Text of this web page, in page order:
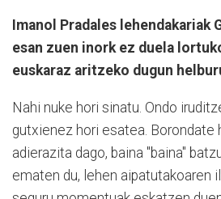
Imanol Pradales lehendakariak
esan zuen inork ez duela
euskaraz aritzeko dugun
Nahi nuke hori sinatu. Ondo
gutxienez hori esatea. Borondate
adierazita dago, baina "baina"
ematen du, lehen aipatutakoaren